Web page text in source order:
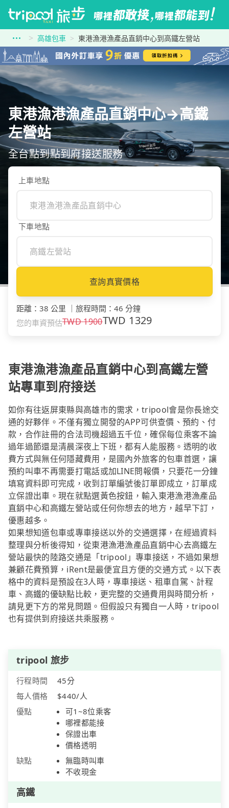
高雄包車 東港漁港漁產品直銷中心到高鐵左營站
東港漁港漁產品直銷中心→高鐵
左營站
全台點到點到府接送服務
上車地點
下車地點
查詢真實價格
距離 ： 38 公里 旅程時間 ： 46 分鐘
您的車資預估TWD1900TWD 1329
東港漁港漁產品直銷中心到高鐵左營
站專車到府接送
如你有往返屏東縣與高雄市的需求，tripool會是你長途交
通的好夥伴。不僅有獨立開發的APP可供查價、預約、付
款，合作註冊的合法司機超過五千位，確保每位乘客不論
過年過節還是清晨深夜上下班，都有人能服務。透明的收
費方式與無任何隱藏費用，是國內外旅客的包車首選，讓
預約叫車不再需要打電話或加LINE問報價，只要花一分鐘
填寫資料即可完成，收到訂單編號後訂單即成立，訂單成
立保證出車。現在就點選黃色按鈕，輸入東港漁港漁產品
直銷中心和高鐵左營站或任何你想去的地方，越早下訂，
優惠越多。
如果想知道包車或專車接送以外的交通選擇，在經過資料
整理與分析後得知，從東港漁港漁產品直銷中心去高鐵左
營站最快的陸路交通是「tripool」專車接送，不過如果想
兼顧花費預算，iRent是最便宜且方便的交通方式。以下表
格中的資料是預設在3人時，專車接送、租車自駕、計程
車、高鐵的優缺點比較，更完整的交通費用與時間分析，
請見更下方的常見問題。但假設只有獨自一人時，tripool
也有提供到府接送共乘服務。
tripool 旅步
行程時間
45分
每人價格
$440/人
優點
可1~8位乘客
哪裡都能接
保證出車
價格透明
缺點
無臨時叫車
不收現金
高鐵